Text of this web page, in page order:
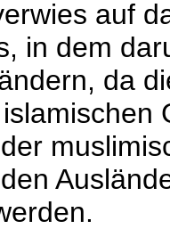
auf
in dem
da